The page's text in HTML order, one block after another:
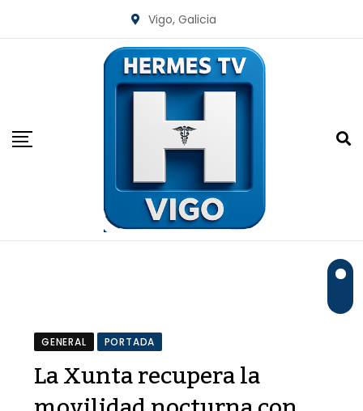
Vigo, Galicia
GENERAL PORTADA
La Xunta recupera la